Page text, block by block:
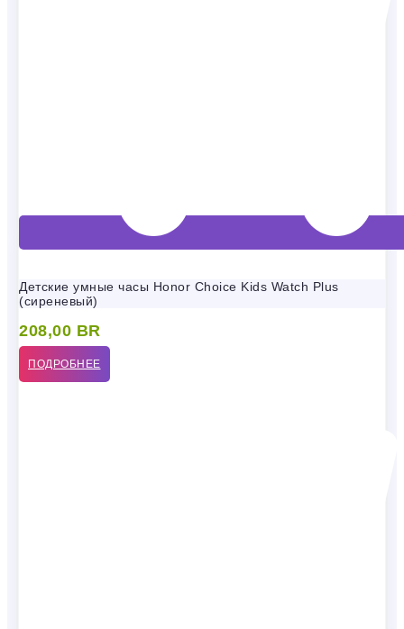
Детские умные часы Honor Choice Kids Watch Plus
(сиреневый)
208,00 BR
ПОДРОБНЕЕ